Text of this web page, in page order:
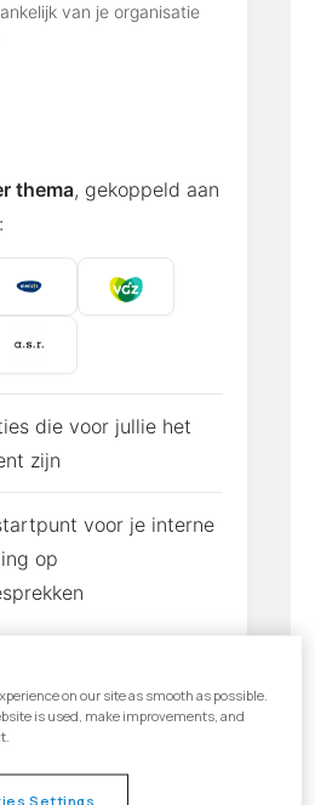
van je organisatie
thema, gekoppeld aan
die voor jullie het
zijn
voor je interne
op
Start de scan
on our site as smooth as possible.
is used, make improvements, and
Settings